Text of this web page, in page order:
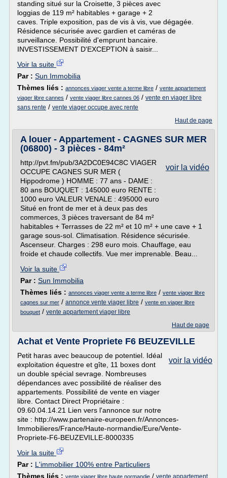
standing situé sur la Croisette, 3 pièces avec
loggias de 119 m² habitables + garage + 2
caves. Triple exposition, pas de vis à vis, vue dégagée.
Résidence sécurisée avec gardien et caméras de
surveillance. Possibilité d'emprunt bancaire.
INVESTISSEMENT D'EXCEPTION à saisir...
Voir la suite
Par : Sun Immobilia
Thèmes liés : annonces viager vente a terme libre / vente appartement
viager libre cannes / vente viager libre cannes 06 / vente en viager libre
sans rente / vente viager occupe avec rente
Haut de page
A louer - Appartement - CAGNES SUR MER
(06800) - 3 pièces - 84m²
voir la vidéo
http://pvt.fm/pub/3A2DC0E94C8C VIAGER
OCCUPE CAGNES SUR MER (
Hippodrome ) HOMME : 77 ans - DAME :
80 ans BOUQUET : 145000 euro RENTE :
1000 euro VALEUR VENALE : 495000 euro
Situé en front de mer et à deux pas des
commerces, 3 pièces traversant de 84 m²
habitables + Terrasses de 22 m² et 10 m² + une cave + 1
garage sous-sol. Climatisation. Résidence sécurisée.
Ascenseur. Charges : 298 euro mois. Chauffage, eau
froide et chaude collectifs. Vue mer imprenable. Beau...
Voir la suite
Par : Sun Immobilia
Thèmes liés : annonces viager vente a terme libre / vente viager libre
cagnes sur mer / annonce vente viager libre / vente en viager libre
bouquet / vente appartement viager libre
Haut de page
Achat et Vente Propriete F6 BEUZEVILLE
voir la vidéo
Petit haras avec beaucoup de potentiel. Idéal
exploitation équestre et gîte, 11 boxes dont
un double spécial sevrage. Nombreuses
dépendances avec possibilité de réaliser des
appartements. Possibilité de vente en viager
libre. Contact Direct Propriétaire :
09.60.04.14.21 Lien vers l'annonce sur notre
site : http://www.partenaire-europeen.fr/Annonces-
Immobilieres/France/Haute-normandie/Eure/Vente-
Propriete-F6-BEUZEVILLE-8000335
Voir la suite
Par : L'immobilier 100% entre Particuliers
Thèmes liés : vente viager libre haute normandie / vente appartement